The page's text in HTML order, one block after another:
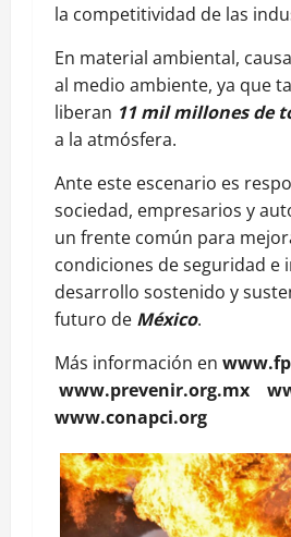
la competitividad de las
En material ambiental,
al medio ambiente, ya que
liberan 11 mil millones de
a la atmósfera.
Ante este escenario es
sociedad, empresarios y
un frente común para
condiciones de seguridad e
desarrollo sostenido y
futuro de México.
Más información en
www.prevenir.org.mx
www.conapci.org